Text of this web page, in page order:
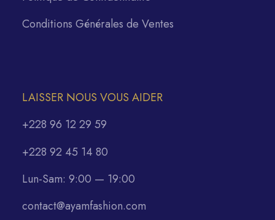
Conditions Générales de Ventes
LAISSER NOUS VOUS AIDER
+228 96 12 29 59
+228 92 45 14 80
Lun-Sam: 9:00 — 19:00
contact@ayamfashion.com